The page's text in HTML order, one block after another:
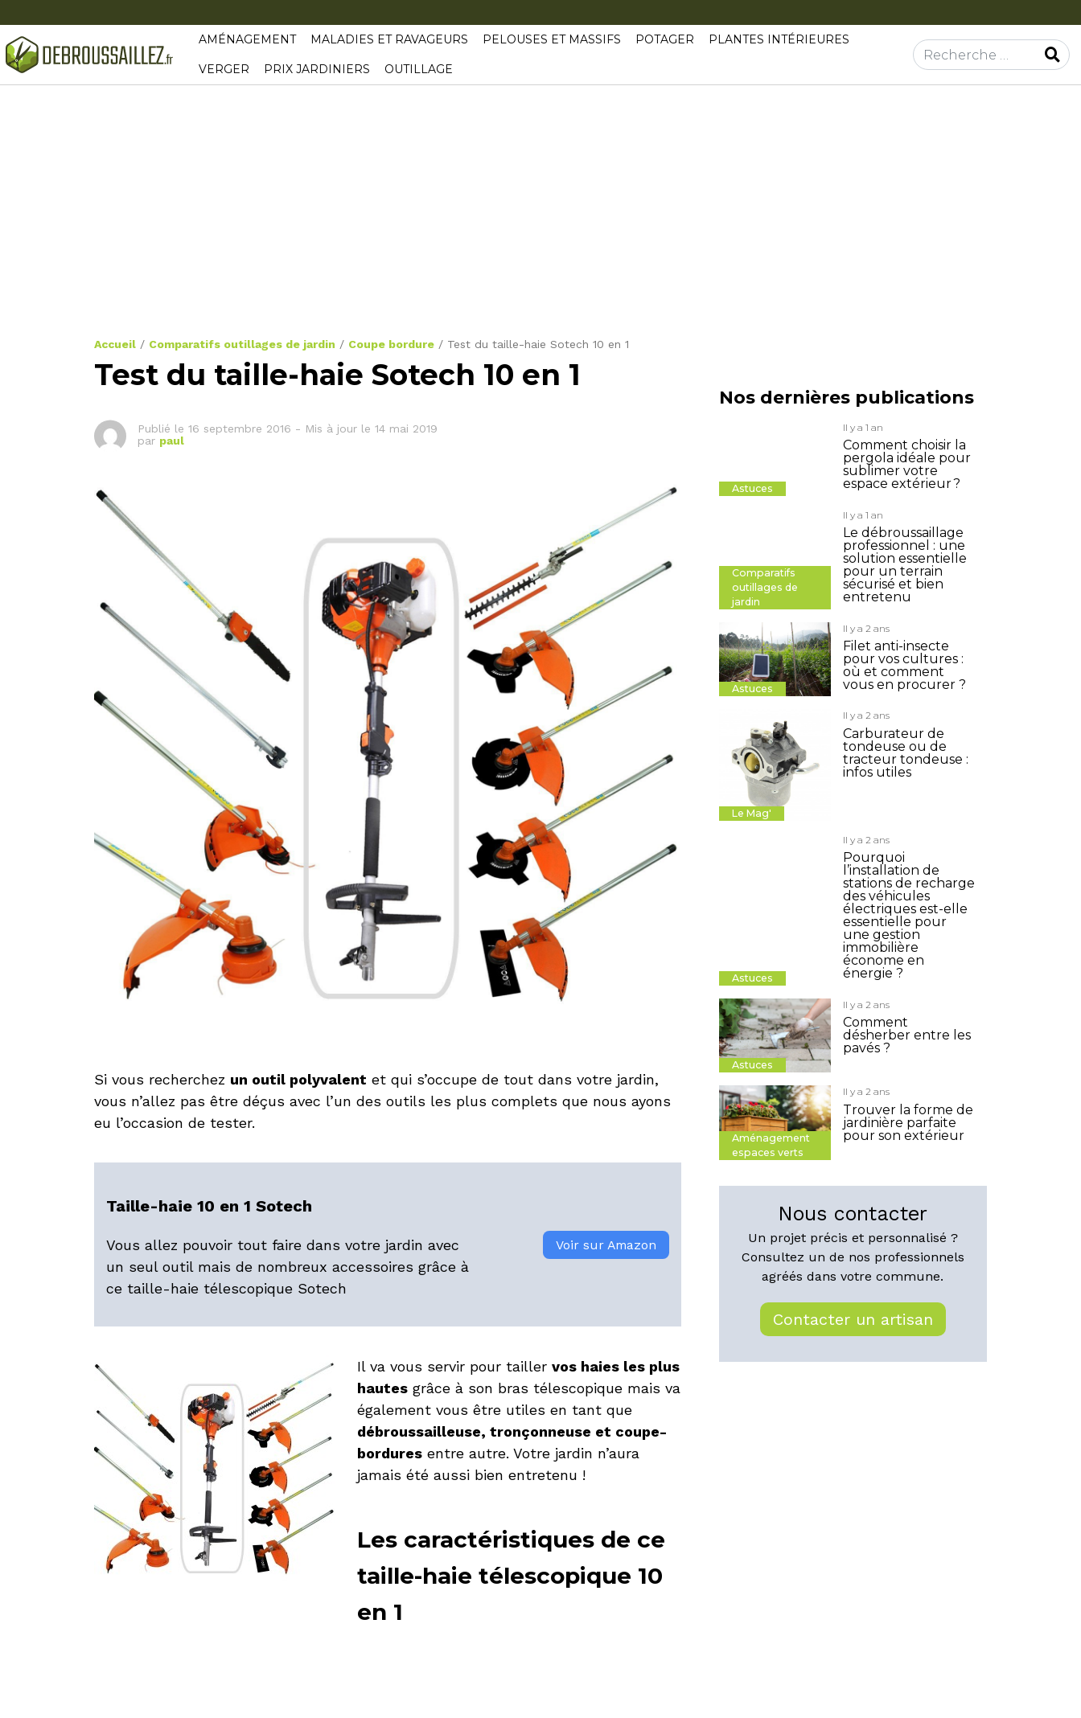
AMÉNAGEMENT MALADIES ET RAVAGEURS PELOUSES ET MASSIFS POTAGER PLANTES INTÉRIEURES
VERGER PRIX JARDINIERS OUTILLAGE
Rechercher
Accueil / Comparatifs outillages de jardin / Coupe bordure / Test du taille-haie Sotech 10 en 1
Test du taille-haie Sotech 10 en 1
Publié le 16 septembre 2016 - Mis à jour le 14 mai 2019
par paul
Si vous recherchez un outil polyvalent et qui s’occupe de tout dans votre jardin,
vous n’allez pas être déçus avec l’un des outils les plus complets que nous ayons
eu l’occasion de tester.
Taille-haie 10 en 1 Sotech
Vous allez pouvoir tout faire dans votre jardin avec
un seul outil mais de nombreux accessoires grâce à
ce taille-haie télescopique Sotech
Voir sur Amazon
Il va vous servir pour tailler vos haies les plus
hautes grâce à son bras télescopique mais va
également vous être utiles en tant que
débroussailleuse, tronçonneuse et coupe-
bordures entre autre. Votre jardin n’aura
jamais été aussi bien entretenu !
Les caractéristiques de ce
taille-haie télescopique 10
en 1
Nos dernières publications
Astuces
Il y a 1 an
Comment choisir la
pergola idéale pour
sublimer votre
espace extérieur ?
Comparatifs
outillages de
jardin
Il y a 1 an
Le débroussaillage
professionnel : une
solution essentielle
pour un terrain
sécurisé et bien
entretenu
Astuces
Il y a 2 ans
Filet anti-insecte
pour vos cultures :
où et comment
vous en procurer ?
Le Mag'
Il y a 2 ans
Carburateur de
tondeuse ou de
tracteur tondeuse :
infos utiles
Astuces
Il y a 2 ans
Pourquoi
l’installation de
stations de recharge
des véhicules
électriques est-elle
essentielle pour
une gestion
immobilière
économe en
énergie ?
Astuces
Il y a 2 ans
Comment
désherber entre les
pavés ?
Aménagement
espaces verts
Il y a 2 ans
Trouver la forme de
jardinière parfaite
pour son extérieur
Nous contacter
Un projet précis et personnalisé ?
Consultez un de nos professionnels
agréés dans votre commune.
Contacter un artisan